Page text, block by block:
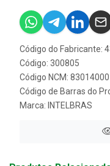
Código do Fabricante:
Código: 300805
Código NCM: 83014000
Código de Barras do
Marca: INTELBRAS